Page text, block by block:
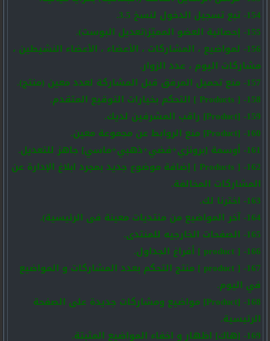
154- تبع تسجيل الدخول لنسخ 3.5.
155- إحصائية العضو المميّز(تعديل البوست).
156- لمواضيع ، المشاركات ، الأعضاء ، الأعضاء النشيطين ،
مشاركات اليوم ، عدد الزوار.
157- منع تحميل المرفق قبل المشاركة لعدد معين (منتج).
158- [ Products ] التحكم بخيارات التوقيع المتقدم.
159- [Product] راقب المشرفين لديك.
160- [Product] منع الروابط عن مجموعة معين.
161- أوسمة [برونزي+فضي+ذهبي+ماسي] جاهز للتعديل.
162- [ Products ] إضافة موضوع جديد بمجرد ابلاغ الإدارة عن
المشاركات المخالفة.
163- اخترنا لك.
164- آخر المواضيع من منتديات معينة فى الرئيسية).
165- الصفحات الخارجيه للمنتدى.
166- [ product ] أفراغ الجداول.
167- [ product ] منتج التحكم بعدد المشاركات و المواضيع
في اليوم.
168- [Product] مواضيع ومشاركات جديدة على الصفحة
الرئيسية.
169- [هاك] اظهار و اخفاء المواضيع المثبتة.